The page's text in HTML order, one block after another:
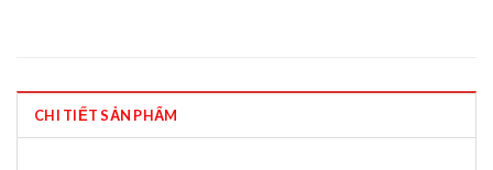
CHI TIẾT SẢN PHẨM